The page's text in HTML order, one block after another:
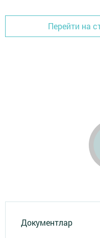
Перейти на
Документлар